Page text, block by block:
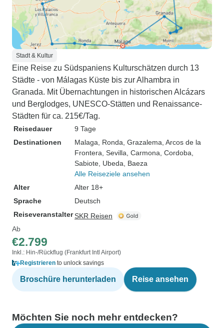
Stadt & Kultur
Eine Reise zu Südspaniens Kulturschätzen durch 13
Städte - von Málagas Küste bis zur Alhambra in
Granada. Mit Übernachtungen in historischen Alcázars
und Berglodges, UNESCO-Stätten und Renaissance-
Städten für ca. 215€/Tag.
Reisedauer
9 Tage
Destinationen
Malaga , Ronda , Grazalema , Arcos de la
Frontera , Sevilla , Carmona , Cordoba
Sabiote , Ubeda , Baeza
Alle Reiseziele ansehen
Alter
Alter 18+
Sprache
Deutsch
ReiseveranstalterSKR Reisen
Ab
€2.799
Inkl.: Hin-/Rückflug (Frankfurt Intl Airport)
Registrieren to unlock savings
Broschüre herunterladen Reise ansehen
Möchten Sie noch mehr entdecken?